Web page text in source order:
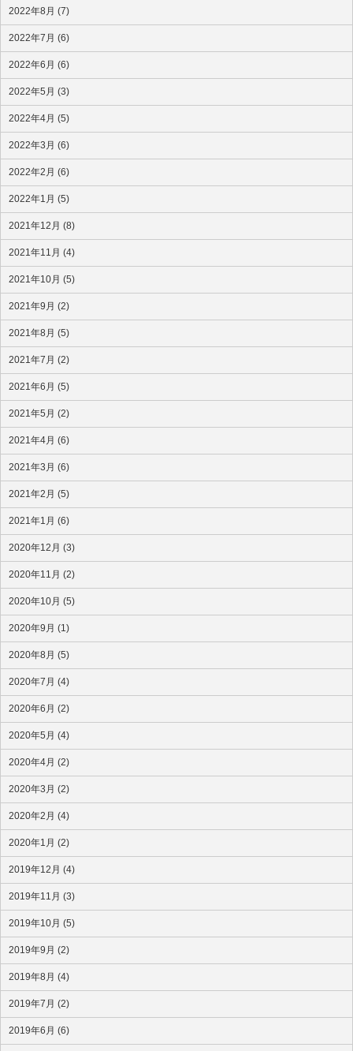
2022年8月 (7)
2022年7月 (6)
2022年6月 (6)
2022年5月 (3)
2022年4月 (5)
2022年3月 (6)
2022年2月 (6)
2022年1月 (5)
2021年12月 (8)
2021年11月 (4)
2021年10月 (5)
2021年9月 (2)
2021年8月 (5)
2021年7月 (2)
2021年6月 (5)
2021年5月 (2)
2021年4月 (6)
2021年3月 (6)
2021年2月 (5)
2021年1月 (6)
2020年12月 (3)
2020年11月 (2)
2020年10月 (5)
2020年9月 (1)
2020年8月 (5)
2020年7月 (4)
2020年6月 (2)
2020年5月 (4)
2020年4月 (2)
2020年3月 (2)
2020年2月 (4)
2020年1月 (2)
2019年12月 (4)
2019年11月 (3)
2019年10月 (5)
2019年9月 (2)
2019年8月 (4)
2019年7月 (2)
2019年6月 (6)